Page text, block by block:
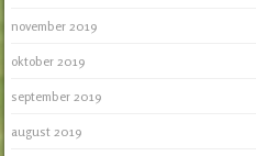
november 2019
oktober 2019
september 2019
august 2019